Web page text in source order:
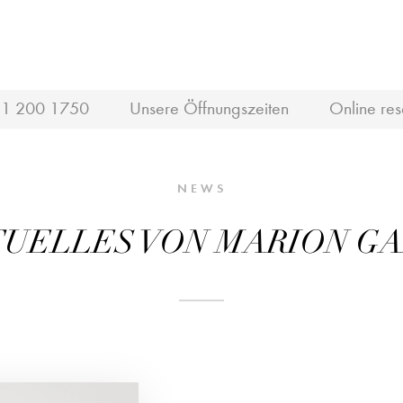
200 1750 Unsere Öffnungszeiten Online
NEWS
VON MARION